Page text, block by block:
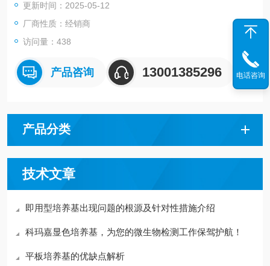
3、产品性能稳定：生产所用培养基均为进口原料，保证成品的p
H值和回收率符合药典要求。
更新时间：2025-05-12
厂商性质：经销商
访问量：438
产品咨询 13001385296
产品分类
技术文章
即用型培养基出现问题的根源及针对性措施介绍
科玛嘉显色培养基，为您的微生物检测工作保驾护航！
平板培养基的优缺点解析
电话咨询